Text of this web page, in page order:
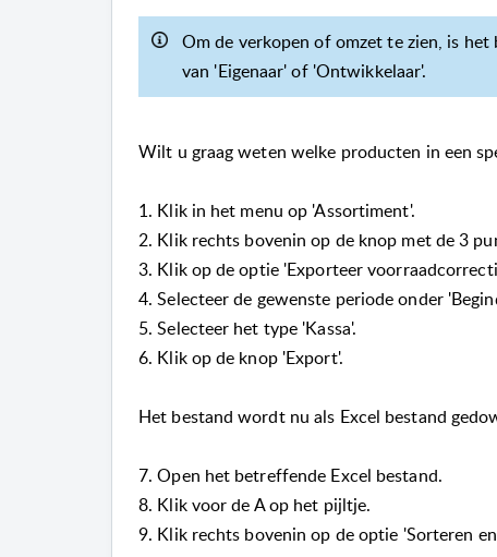
Om de verkopen of omzet te zien, is
van 'Eigenaar' of 'Ontwikkelaar'.
Wilt u graag weten welke producten in een
1. Klik in het menu op 'Assortiment'.
2. Klik rechts bovenin op de knop met de 3
3. Klik op de optie 'Exporteer
4. Selecteer de gewenste periode onder
5. Selecteer het type 'Kassa'.
6. Klik op de knop 'Export'.
Het bestand wordt nu als Excel bestand
7. Open het betreffende Excel bestand.
8. Klik voor de A op het pijltje.
9. Klik rechts bovenin op de optie 'Sorteren